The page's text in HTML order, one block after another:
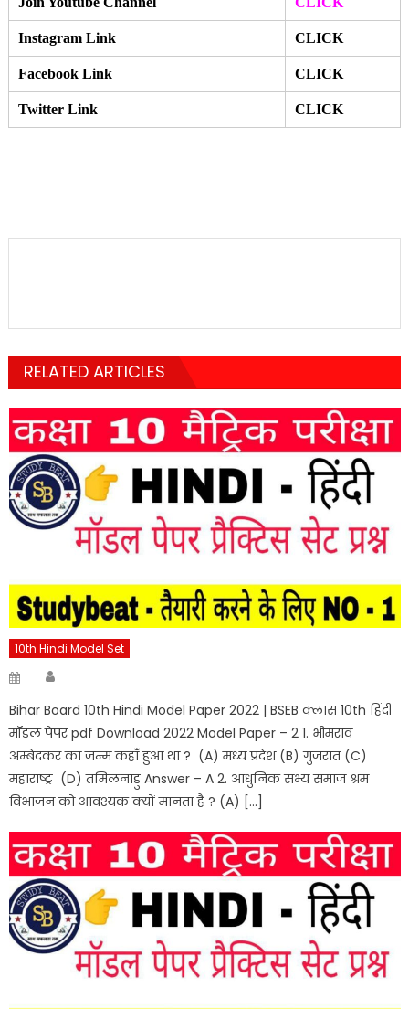
Instagram Link CLICK
Facebook Link CLICK
Twitter Link CLICK
RELATED ARTICLES
10th Hindi Model Set
Posted
Bihar Board 10th Hindi Model Paper 2022 | BSEB क्लास 10th हिंदी
मॉडल पेपर pdf Download 2022 Model Paper – 2 1. भीमराव
अम्बेदकर का जन्म कहाँ हुआ था ? (A) मध्य प्रदेश (B) गुजरात (C)
महाराष्ट्र (D) तमिलनाडु Answer – A 2. आधुनिक सभ्य समाज श्रम
विभाजन को आवश्यक क्यों मानता है ? (A) […]